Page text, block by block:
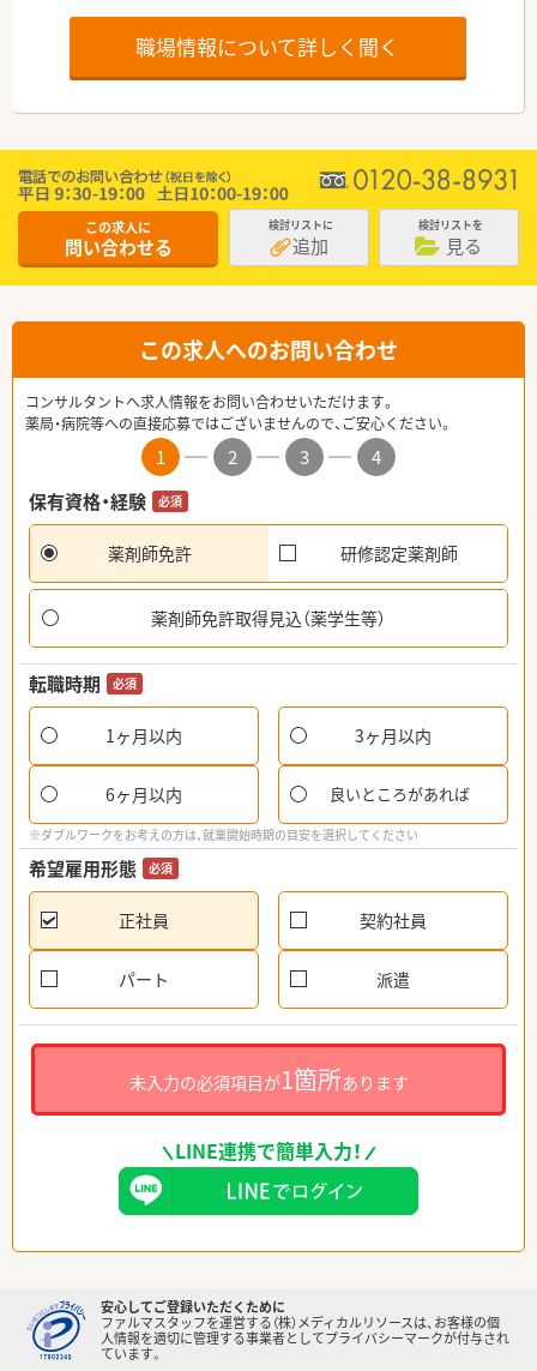
職場情報について詳しく聞く
この求人に
問い合わせる
検討リストに
追加
検討リストを
見る
この求人へのお問い合わせ
コンサルタントへ求人情報をお問い合わせいただけます。
薬局・病院等への直接応募ではございませんので、ご安心ください。
1 2 3
4
保有資格・経験
必須
薬剤師免許 研修認定薬剤師
薬剤師免許取得見込（薬学生等）
転職時期 必須
1ヶ月以内 3ヶ月以内
6ヶ月以内 良いところがあれば
※ダブルワークをお考えの方は、就業開始時期の目安を選択してください
希望雇用形態 必須
正社員 契約社員
パート 派遣
未入力の必須項目が1箇所あります
LINE連携で簡単入力！
安心してご登録いただくために
ファルマスタッフを運営する（株）メディカルリソースは、お客様の個
人情報を適切に管理する事業者としてプライバシーマークが付与され
ています。